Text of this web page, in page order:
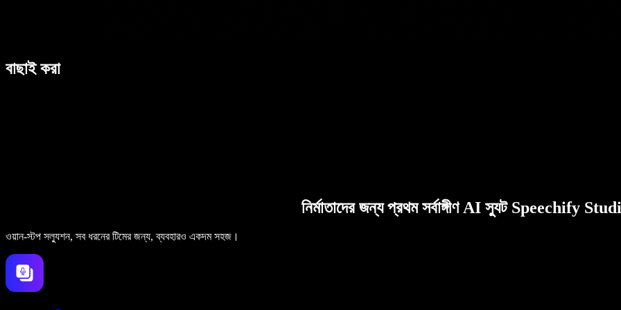
বাছাই করা
নির্মাতাদের জন্য প্রথম সর্বাঙ্গীণ AI স্যুট Speechify
ওয়ান-স্টপ সল্যুশন, সব ধরনের টিমের জন্য, ব্যবহারও একদম সহজ।